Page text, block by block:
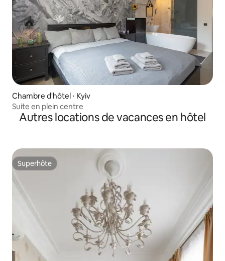
Chambre d'hôtel ⋅ Kyiv
Suite en plein centre
Autres locations de vacances en hôtel
Superhôte
Superhôte